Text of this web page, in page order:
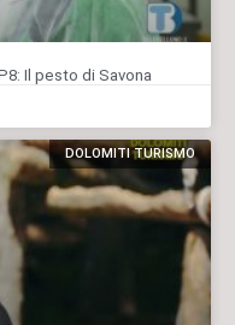
Il pesto di Savona
DOLOMITI TURISMO